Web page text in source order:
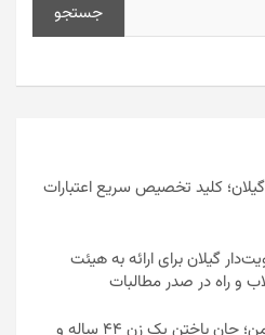
جستجو
کلید تخصیص سریع اعتبارات
اولویت‌دار گیلان برای ارائه به هیئت
و راه در صدر مطالبات